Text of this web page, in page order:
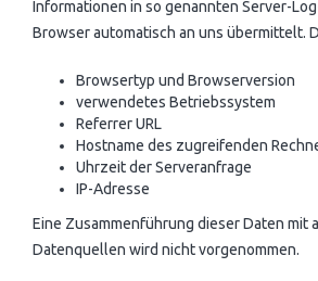
Informationen in so genannten Server-
Browser automatisch an uns übermittelt.
Browsertyp und Browserversion
verwendetes Betriebssystem
Referrer URL
Hostname des zugreifenden
Uhrzeit der Serveranfrage
IP-Adresse
Eine Zusammenführung dieser Daten mit
Datenquellen wird nicht vorgenommen.